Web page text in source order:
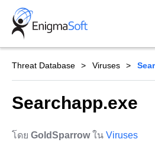
Skip
content
Threat Database Viruses
Searchapp.exe
โดย GoldSparrowใน Viruses